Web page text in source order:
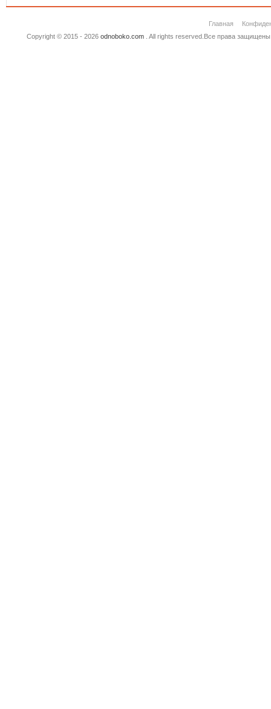
Главная
Copyright © 2015 - 2026 odnoboko.com. All rights reserved.Все права защищены.